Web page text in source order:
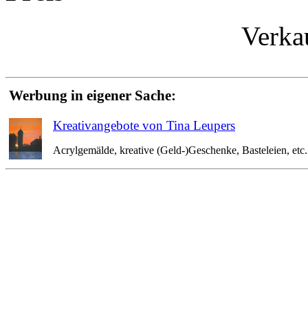
Werbung in eigener Sache:
Kreativangebote von Tina Leupers
Acrylgemälde, kreative (Geld-)Geschenke, Basteleien,